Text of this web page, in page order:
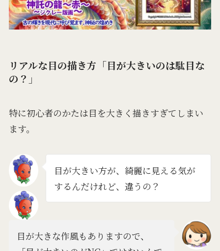
リアルな目の描き方「目が大きいのは駄目な
の？」
特に初心者のかたは目を大きく描きすぎてしまい
ます。
目が大きい方が、綺麗に見える気が
するんだけれど、違うの？
目が大きな作風もありますので、